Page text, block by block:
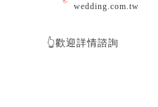
wedding.com.tw
👆歡迎詳情諮詢